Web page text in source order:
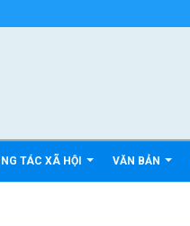
TÁC XÃ HỘI VĂN BẢN